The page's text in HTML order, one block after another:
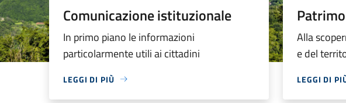
Comunicazione istituzionale
In primo piano le informazioni
particolarmente utili ai cittadini
LEGGI DI PIÙ
Alla
e del
LEGGI DI